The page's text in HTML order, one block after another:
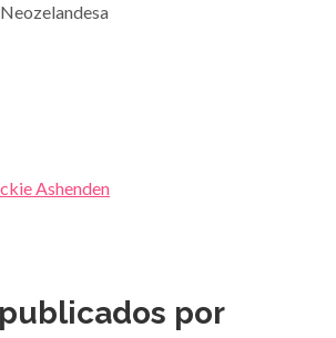
Neozelandesa
Ashenden
por